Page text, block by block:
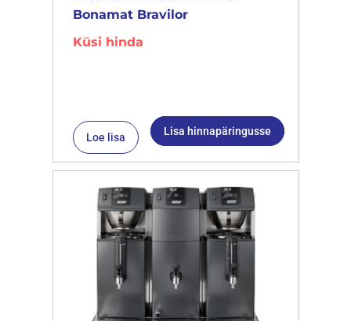
Bonamat Bravilor
Küsi hinda
Loe lisa Lisa hinnapäringusse